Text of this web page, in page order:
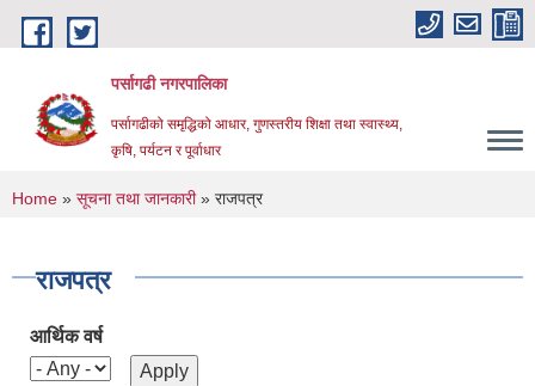
Skip to main content
पर्सागढी नगरपालिका
पर्सागढीको समृद्धिको आधार, गुणस्तरीय शिक्षा तथा स्वास्थ्य,
कृषि, पर्यटन र पूर्वाधार
You are here
Home » सूचना तथा जानकारी» राजपत्र
राजपत्र
आर्थिक वर्ष